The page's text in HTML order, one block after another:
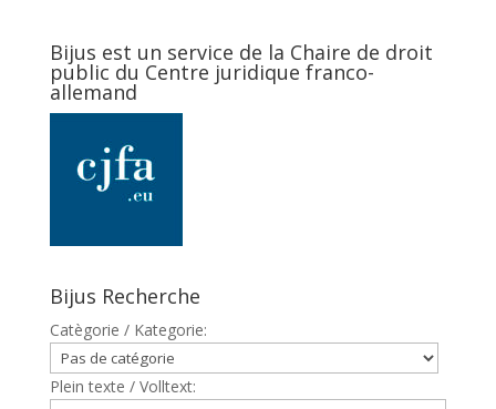
Bijus est un service de la Chaire de droit
public du Centre juridique franco-
allemand
Bijus Recherche
Catègorie / Kategorie:
Plein texte / Volltext: